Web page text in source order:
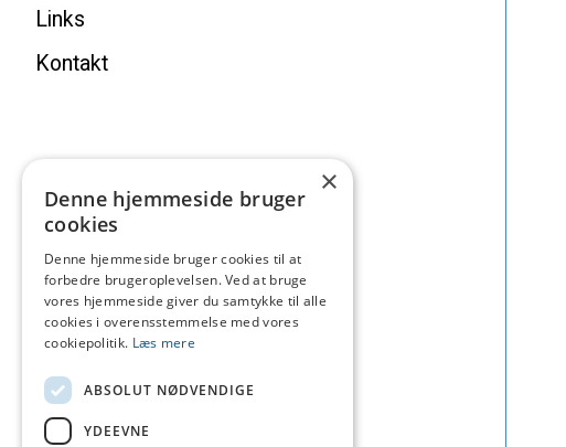
Links
Kontakt
×
Denne hjemmeside bruger
cookies
Denne hjemmeside bruger cookies til at
forbedre brugeroplevelsen. Ved at bruge
vores hjemmeside giver du samtykke til alle
cookies i overensstemmelse med vores
cookiepolitik. Læs mere
ABSOLUT NØDVENDIGE
YDEEVNE